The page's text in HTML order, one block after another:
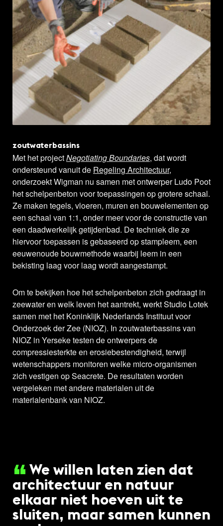
zoutwaterbassins
Met het projectNegotiating Boundaries, dat wordt
ondersteund vanuit de Regeling Architectuur,
onderzoekt Wigman nu samen met ontwerper Ludo Poot
het schelpenbeton voor toepassingen op grotere schaal.
Ze maken tegels, vloeren, muren en bouwelementen op
een schaal van 1:1, onder meer voor de constructie van
een daadwerkelijk getijdenbad. De techniek die ze
hiervoor toepassen is gebaseerd op stampleem, een
eeuwenoude bouwmethode waarbij leem in een
bekisting laag voor laag wordt aangestampt.
Om te bekijken hoe het schelpenbeton zich gedraagt in
zeewater en welk leven het aantrekt, werkt Studio Lotek
samen met het Koninklijk Nederlands Instituut voor
Onderzoek der Zee (NIOZ). In zoutwaterbassins van
NIOZ in Yerseke testen de ontwerpers de
compressiesterkte en erosiebestendigheid, terwijl
wetenschappers monitoren welke micro-organismen
zich vestigen op Seacrete. De resultaten worden
vergeleken met andere materialen uit de
materialenbank van NIOZ.
We willen laten zien dat
architectuur en natuur
elkaar niet hoeven uit te
sluiten, maar samen kunnen